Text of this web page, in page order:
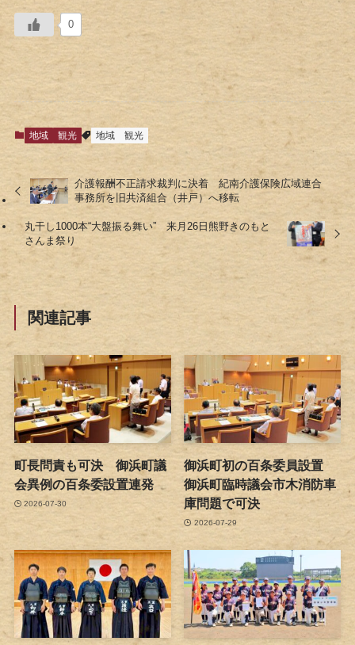
0
地域 観光 地域 観光
介護報酬不正請求裁判に決着 紀南介護保険広域連合
事務所を旧共済組合（井戸）へ移転
丸干し1000本“大盤振る舞い” 来月26日熊野きのもと
さんま祭り
関連記事
町長問責も可決 御浜町議
会異例の百条委設置連発
2026-07-30
御浜町初の百条委員設置
御浜町臨時議会市木消防車
庫問題で可決
2026-07-29